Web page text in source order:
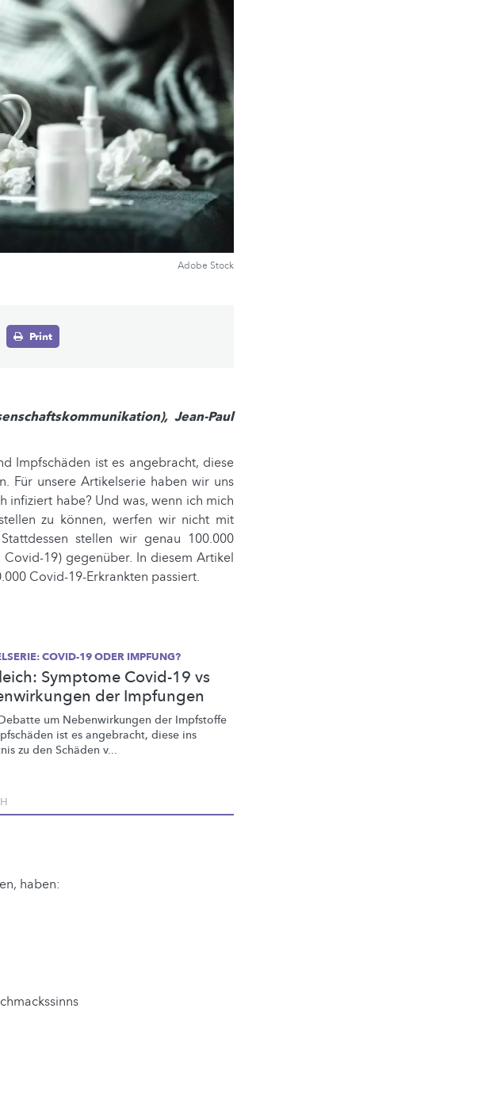
Adobe Stock
Print
Jean-Paul
Impfschäden ist es angebracht, diese
Für unsere Artikelserie haben wir uns
infiziert habe? Und was, wenn ich mich
zu können, werfen wir nicht mit
stellen wir genau 100.000
19) gegenüber. In diesem Artikel
Covid-19-Erkrankten passiert.
COVID-19 ODER IMPFUNG?
Symptome Covid-19 vs
der Impfungen
um Nebenwirkungen der Impfstoffe
ist es angebracht, diese ins
zu den Schäden v...
haben: